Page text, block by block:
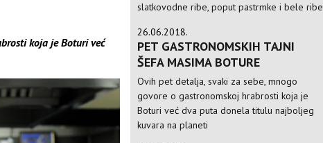
koja je Boturi već
slatkovodne ribe, poput pastrmke i bele ribe
26.06.2018.
PET GASTRONOMSKIH TAJNI
ŠEFA MASIMA BOTURE
Ovih pet detalja, svaki za sebe, mnogo
govore o gastronomskoj hrabrosti koja je
Boturi već dva puta donela titulu najboljeg
kuvara na planeti